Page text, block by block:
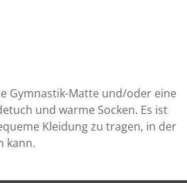
Gymnastik-Matte und/oder eine
und warme Socken. Es ist
Kleidung zu tragen, in der
kann.